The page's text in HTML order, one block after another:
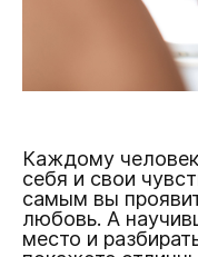
Каждому
себя и свои
самым вы
любовь. А
место и